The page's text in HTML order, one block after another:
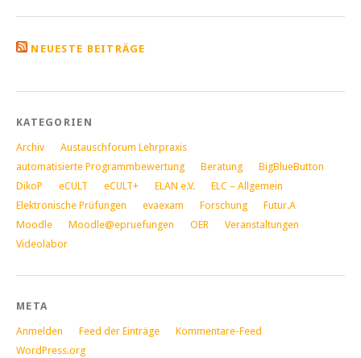
NEUESTE BEITRÄGE
KATEGORIEN
Archiv
Austauschforum Lehrpraxis
automatisierte Programmbewertung
Beratung
BigBlueButton
DikoP
eCULT eCULT+ ELAN e.V.
ELC – Allgemein
Elektronische Prüfungen
evaexam Forschung
Futur.A
Moodle
Moodle@epruefungen OER
Veranstaltungen
Videolabor
META
Anmelden Feed der Einträge
Kommentare-Feed
WordPress.org